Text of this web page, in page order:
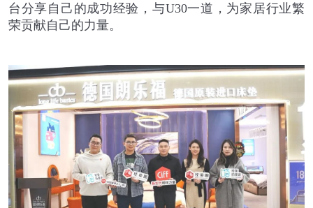
台分享自己的成功经验，与U30一道，为家居行业繁
荣贡献自己的力量。